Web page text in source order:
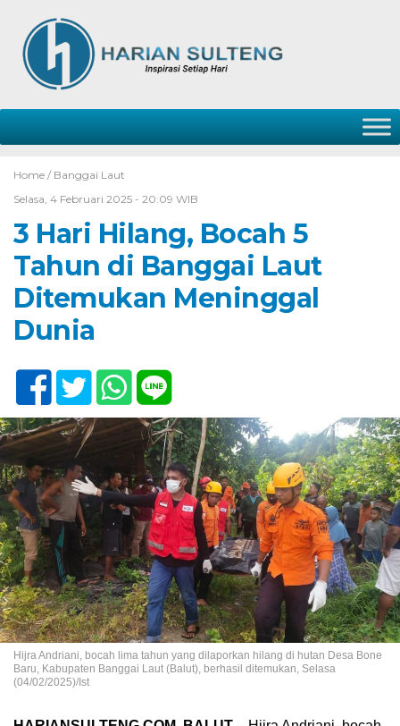
Home / Banggai Laut
Selasa, 4 Februari 2025 - 20:09 WIB
3 Hari Hilang, Bocah 5
Tahun di Banggai Laut
Ditemukan Meninggal
Dunia
Hijra Andriani, bocah lima tahun yang dilaporkan hilang di hutan Desa Bone
Baru, Kabupaten Banggai Laut (Balut), berhasil ditemukan, Selasa
(04/02/2025)/Ist